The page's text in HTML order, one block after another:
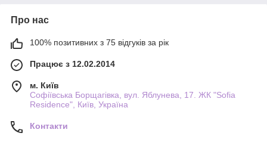
Про нас
100% позитивних з 75 відгуків за рік
Працює з 12.02.2014
м. Київ
Софіївська Борщагівка, вул. Яблунева, 17. ЖК "Sofia
Residence", Київ, Україна
Контакти